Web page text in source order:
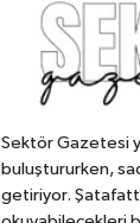
Sektör Gazetesi
buluştururken,
getiriyor.